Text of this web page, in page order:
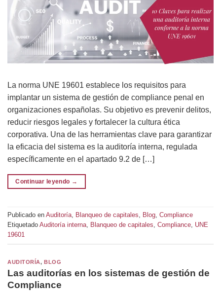
La norma UNE 19601 establece los requisitos para
implantar un sistema de gestión de compliance penal en
organizaciones españolas. Su objetivo es prevenir delitos,
reducir riesgos legales y fortalecer la cultura ética
corporativa. Una de las herramientas clave para garantizar
la eficacia del sistema es la auditoría interna, regulada
específicamente en el apartado 9.2 de […]
Continuar leyendo →
Publicado en Auditoría, Blanqueo de capitales, Blog, Compliance
Etiquetado Auditoría interna, Blanqueo de capitales, Compliance, UNE
19601
AUDITORÍA,BLOG
Las auditorías en los sistemas de gestión de
Compliance